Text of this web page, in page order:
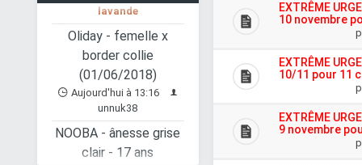
Oliday - femelle x
border collie
(01/06/2018)
Aujourd'hui à 13:16
unnuk38
NOOBA - ânesse grise
clair - 17 ans
Hier à 23:12 Juh23
EXTRÊME
10 novembre
EXTRÊME
10/11 pour 11
EXTRÊME
9 novembre